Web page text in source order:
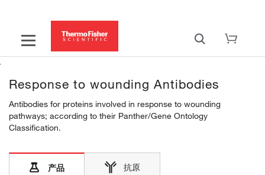
Response to wounding Antibodies
Antibodies for proteins involved in response to wounding
pathways; according to their Panther/Gene Ontology
Classification.
产品 抗原